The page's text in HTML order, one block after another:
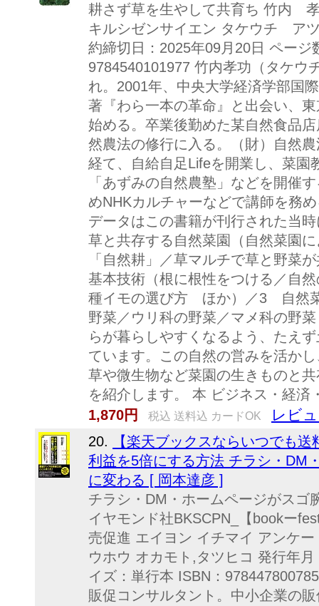
耕さず草を生やして共育ち 竹内
キルシゼンサイエン タケウチ ア
約締切日：2025年09月20日 ペー
9784540101977 竹内孝功（タケウ
れ。2001年、中央大学経済学部国
著『わら一本の革命』と出会い、
始める。卒業後勤めた某自然食品
然農法の修行に入る。（財）自然
経て、自給自足Lifeを開業し、菜園
「あずみの自然農塾」などを開催
めNHKカルチャーなどで講師を務
データはこの書籍が刊行された当
草と共存する自然菜園（自然菜園
「自然耕」／草マルチで草と野
基本技術（根に根性をつける／自
種イモの選び方 ほか）／3 自然
野菜／ウリ科の野菜／マメ科の野
らが暮らしやすくなるよう、たえ
ています。この自然の営みを活か
草や微生物など菜園の生きものと
を紹介します。 本 ビジネス・経済
1,870円
税込 送料込 カードOK レビ
20.
【楽天ブックスならいつでも
利益を5倍にする方法 チラシ・DM
に変わる [ 岡本達彦 ]
チラシ・DM・ホームページがスゴ
イヤモンド社BKSCPN_【bookー
売促進 エイヨン イチマイ アンケ
ウホウ オカモト,タツヒコ 発行年
イズ：単行本 ISBN：
販促コンサルタント。中小企業の